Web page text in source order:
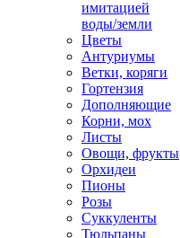
имитацией
воды/земли
Цветы
Антуриумы
Ветки, коряги
Гортензия
Дополняющие
Корни, мох
Листы
Овощи, фрукты
Орхидеи
Пионы
Розы
Суккуленты
Тюльпаны